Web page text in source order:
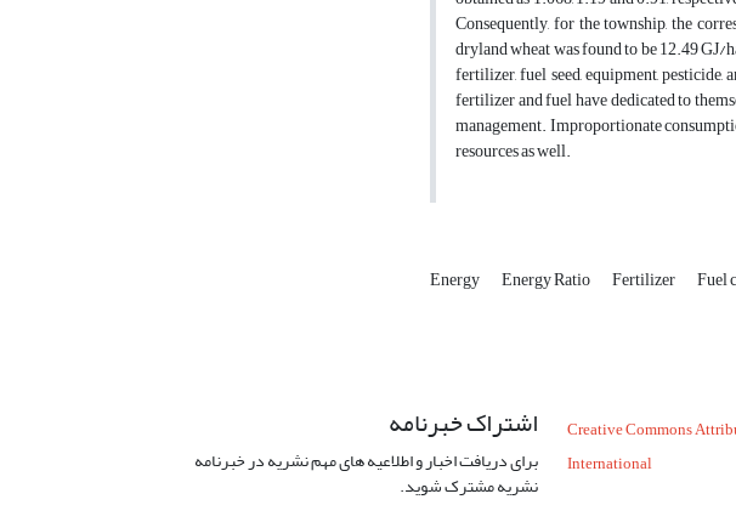
Consequently, for the township, the
dryland wheat was found to be 12.49
fertilizer, fuel seed, equipment, pesticide,
fertilizer and fuel have dedicated to
management. Improportionate
resources as well.
Energy Energy Ratio Fertilizer Fuel
Creative Commons
International
اشتراک خبرنامه
برای دریافت اخبار و اطلاعیه های مهم نشریه در خبرنامه
نشریه مشترک شوید.